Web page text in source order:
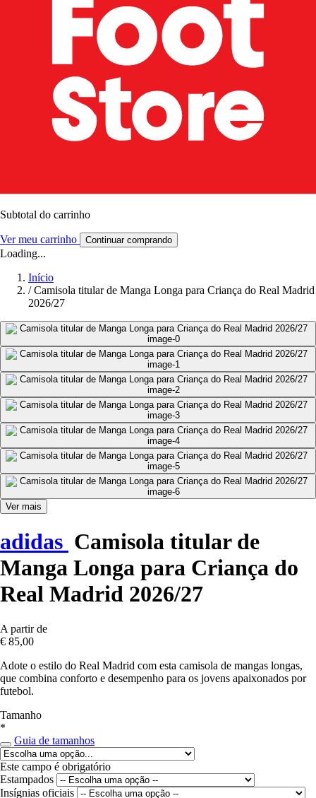
Subtotal do carrinho
Ver meu carrinho Continuar comprando
Loading...
Início
/ Camisola titular de Manga Longa para Criança do Real Madrid
2026/27
Ver mais
adidas Camisola titular de
Manga Longa para Criança do
Real Madrid 2026/27
A partir de
€ 85,00
Adote o estilo do Real Madrid com esta camisola de mangas longas,
que combina conforto e desempenho para os jovens apaixonados por
futebol.
Tamanho
*
Guia de tamanhos
Este campo é obrigatório
Estampados
Insígnias oficiais